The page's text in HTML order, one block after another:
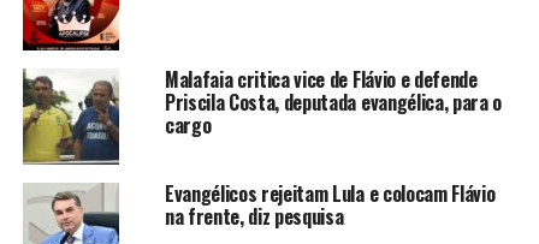
Malafaia critica vice de Flávio e defende
Priscila Costa, deputada evangélica, para o
cargo
Evangélicos rejeitam Lula e colocam Flávio
na frente, diz pesquisa